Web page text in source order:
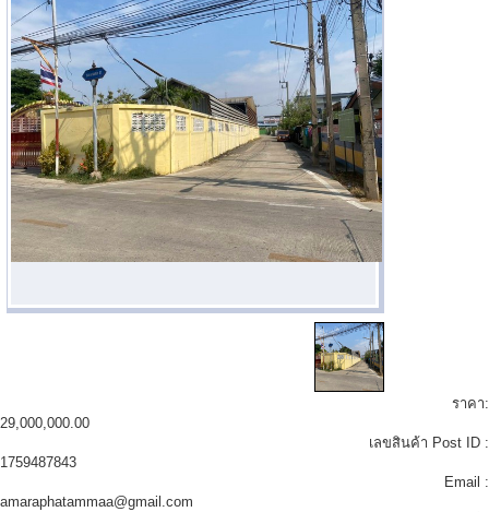
ราคา:
29,000,000.00
เลขสินค้า Post ID :
1759487843
Email :
amaraphatammaa@gmail.com